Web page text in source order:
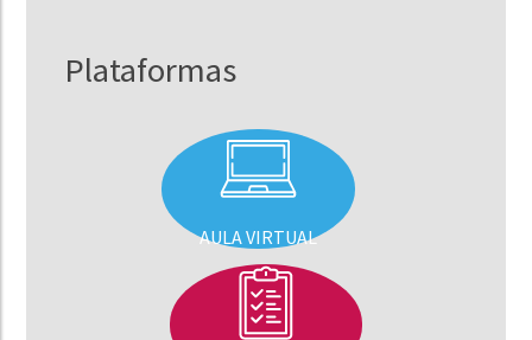
Plataformas
AULA VIRTUAL